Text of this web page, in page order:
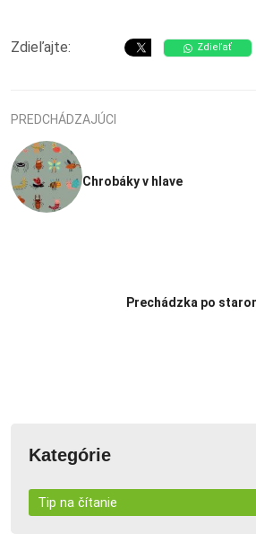
Zdieľajte: Zdieľať
PREDCHÁDZAJÚCI
Chrobáky v hlave
Prechádzka po
Kategórie
Tip na čítanie